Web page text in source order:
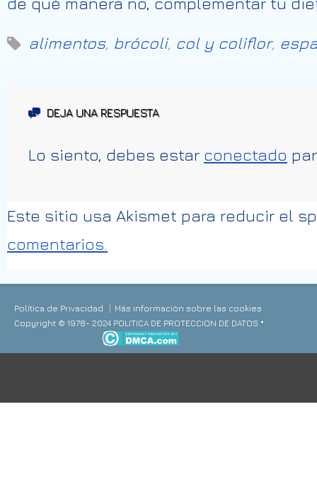
alimentos, brócoli, col y coliflor,
DEJA UNA RESPUESTA
Lo siento, debes estar conectado
Este sitio usa Akismet para reducir el
comentarios.
Política de Privacidad
Más información sobre las cookies
Copyright © 1978- 2024 POLITICA DE PROTECCION DE DATOS *